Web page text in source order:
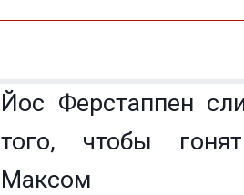
Йос Ферстаппен
того, чтобы
Максом